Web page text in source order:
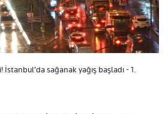
sağanak yağış başladı - 1.